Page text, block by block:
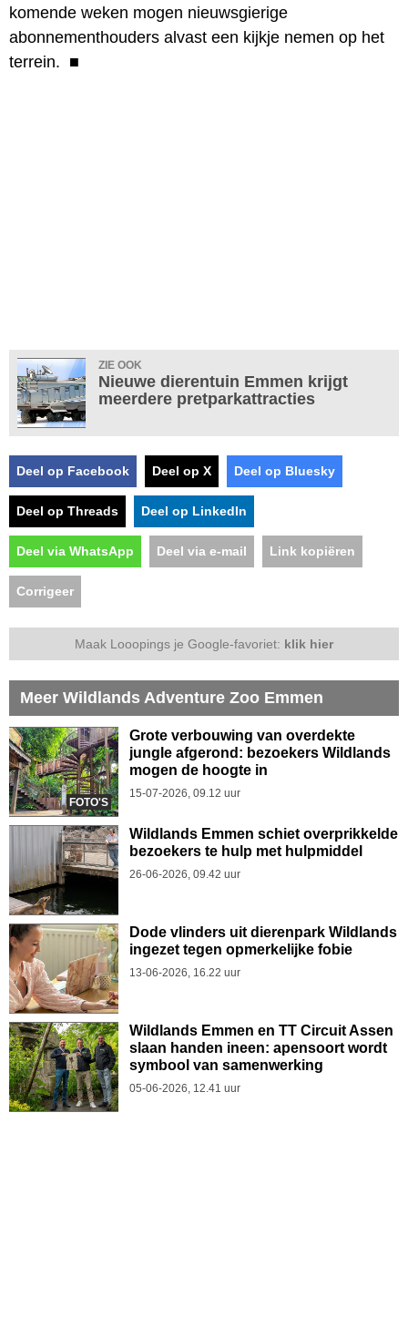
komende weken mogen nieuwsgierige
abonnementhouders alvast een kijkje nemen op het
terrein. ■
ZIE OOK
Nieuwe dierentuin Emmen krijgt
meerdere pretparkattracties
Deel op Facebook Deel op X Deel op Bluesky
Deel op Threads Deel op LinkedIn
Deel via WhatsApp Deel via e-mail Link kopiëren
Corrigeer
Maak Looopings je Google-favoriet: klik hier
Meer Wildlands Adventure Zoo Emmen
FOTO'S
Grote verbouwing van overdekte
jungle afgerond: bezoekers Wildlands
mogen de hoogte in
15-07-2026, 09.12 uur
Wildlands Emmen schiet overprikkelde
bezoekers te hulp met hulpmiddel
26-06-2026, 09.42 uur
Dode vlinders uit dierenpark Wildlands
ingezet tegen opmerkelijke fobie
13-06-2026, 16.22 uur
Wildlands Emmen en TT Circuit Assen
slaan handen ineen: apensoort wordt
symbool van samenwerking
05-06-2026, 12.41 uur